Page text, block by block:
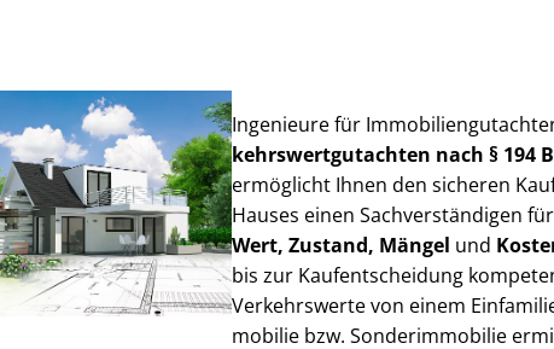
Ingenieure für
kehrs­wert­gut­ach­ten nach § 194
ermöglicht Ihnen den sicheren
Hauses einen Sach­ver­stän­di­gen
Wert, Zustand, Mängel und
bis zur Kauf­ent­schei­dung
Verkehrswerte von einem
mo­bi­lie bzw. Sonderimmobilie